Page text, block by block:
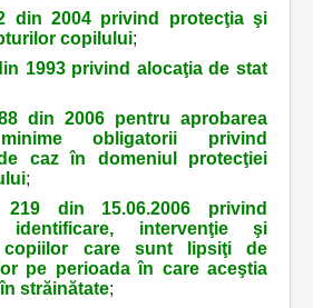
din 2004 privind protecţia şi
copilului;
1993 privind alocaţia de stat
din 2006 pentru aprobarea
obligatorii privind
caz în domeniul protecţiei
;
din 15.06.2006 privind
intervenţie şi
copiilor care sunt lipsiţi de
pe perioada în care aceştia
străinătate;